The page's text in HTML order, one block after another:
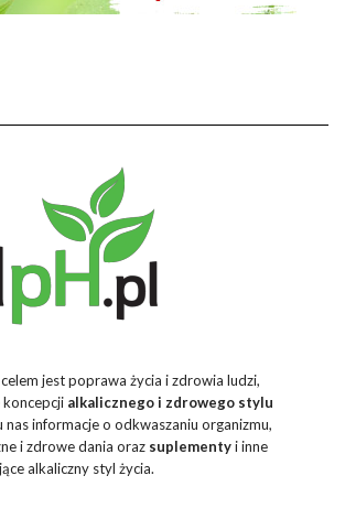
jest poprawa życia i zdrowia ludzi,
koncepcji alkalicznego i zdrowego stylu
nas informacje o odkwaszaniu organizmu,
i zdrowe dania oraz suplementyi inne
alkaliczny styl życia.